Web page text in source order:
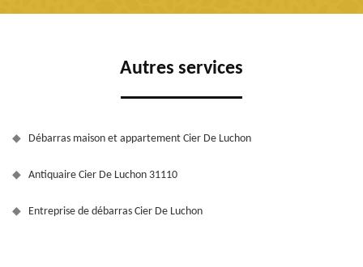
Autres services
Débarras maison et appartement Cier De Luchon
Antiquaire Cier De Luchon 31110
Entreprise de débarras Cier De Luchon